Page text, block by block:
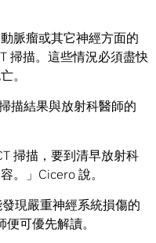
脈瘤或其它神經方面的
掃描。這些情況必須盡快
。
描結果與放射科醫師的
掃描，要到清早放射科
。」Cicero 說。
現嚴重神經系統損傷的
可優先解讀。